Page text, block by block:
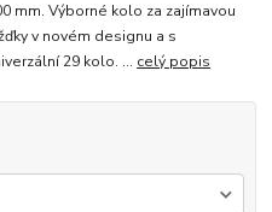
mm. Výborné kolo za zajímavou
v novém designu a s
29 kolo. ... celý popis